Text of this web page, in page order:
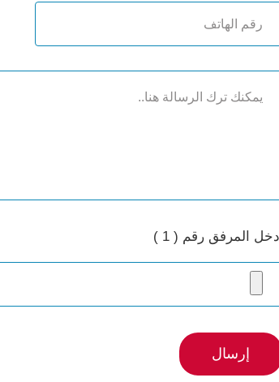
ادخل المرفق رقم ( 1 )
إرسال